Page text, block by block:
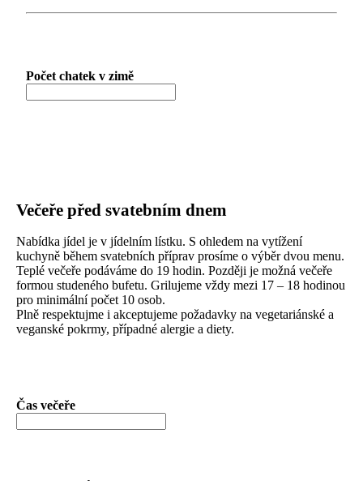
Počet chatek v zimě
Večeře před svatebním dnem
Nabídka jídel je v jídelním lístku. S ohledem na vytížení
kuchyně během svatebních příprav prosíme o výběr dvou menu.
Teplé večeře podáváme do 19 hodin. Později je možná večeře
formou studeného bufetu. Grilujeme vždy mezi 17 – 18 hodinou
pro minimální počet 10 osob.
Plně respektujme i akceptujeme požadavky na vegetariánské a
veganské pokrmy, případné alergie a diety.
Čas večeře